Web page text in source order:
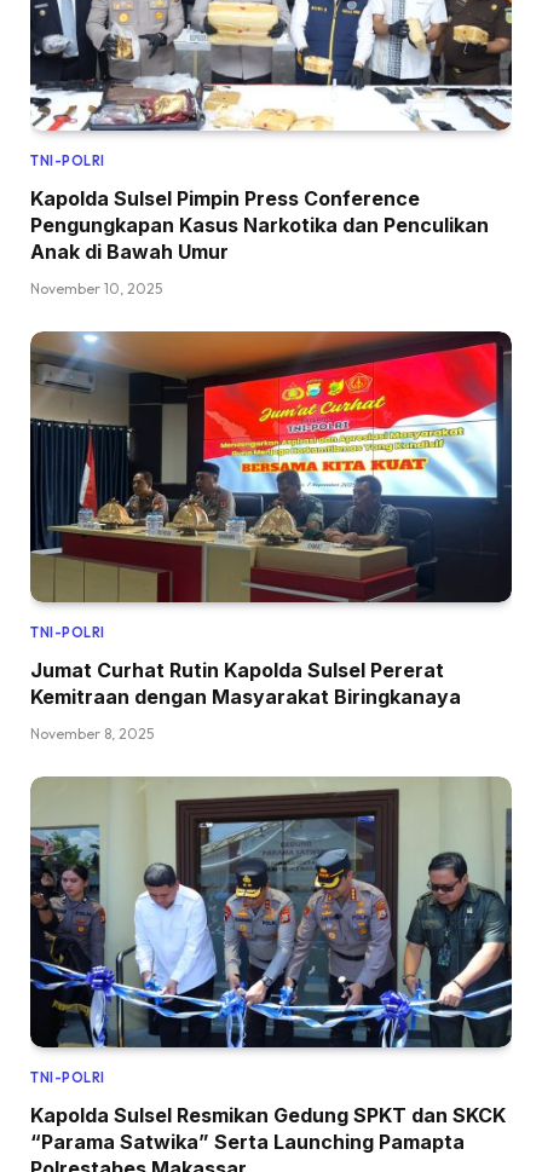
TNI-POLRI
Kapolda Sulsel Pimpin Press Conference
Pengungkapan Kasus Narkotika dan Penculikan
Anak di Bawah Umur
November 10, 2025
TNI-POLRI
Jumat Curhat Rutin Kapolda Sulsel Pererat
Kemitraan dengan Masyarakat Biringkanaya
November 8, 2025
TNI-POLRI
Kapolda Sulsel Resmikan Gedung SPKT dan SKCK
“Parama Satwika” Serta Launching Pamapta